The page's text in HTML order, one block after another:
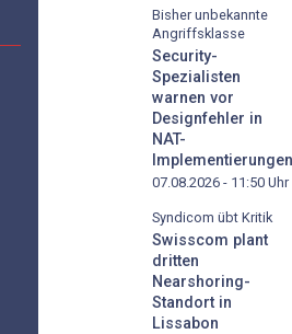
Bisher unbekannte
Angriffsklasse
Security-
Spezialisten
warnen vor
Designfehler in
NAT-
Implementierungen
07.08.2026 - 11:50 Uhr
Syndicom übt Kritik
Swisscom plant
dritten
Nearshoring-
Standort in
Lissabon